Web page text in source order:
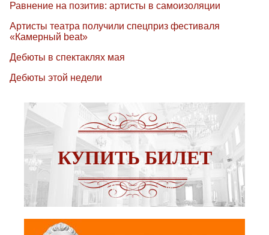
Равнение на позитив: артисты в самоизоляции
Артисты театра получили спецприз фестиваля
«Камерный beat»
Дебюты в спектаклях мая
Дебюты этой недели
КУПИТЬ БИЛЕТ